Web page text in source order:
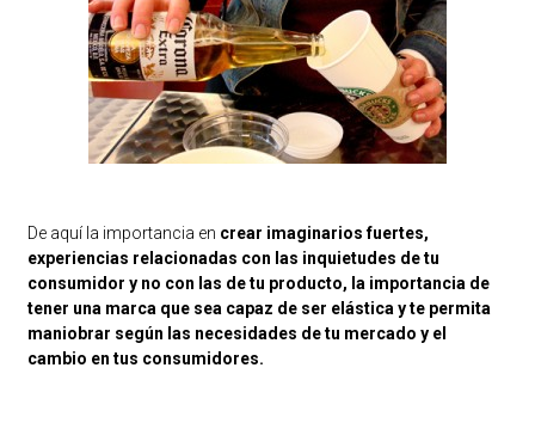
De aquí la importancia en crear imaginarios fuertes,
experiencias relacionadas con las inquietudes de tu
consumidor y no con las de tu producto, la importancia de
tener una marca que sea capaz de ser elástica y te permita
maniobrar según las necesidades de tu mercado y el
cambio en tus consumidores.